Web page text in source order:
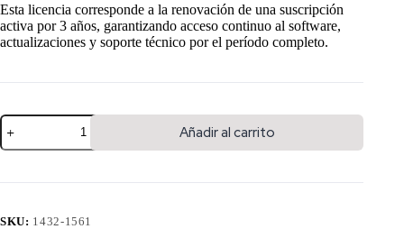
Esta licencia corresponde a la renovación de una suscripción
activa por 3 años, garantizando acceso continuo al software,
actualizaciones y soporte técnico por el período completo.
Añadir al carrito
SKU: 1432-1561